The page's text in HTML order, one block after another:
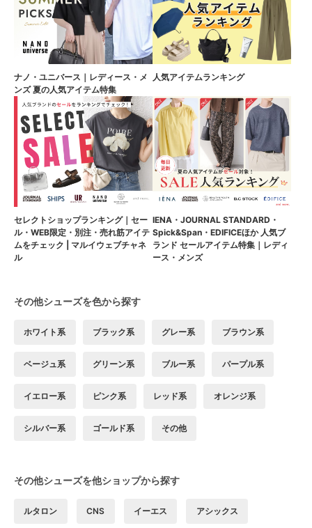
ナノ・ユニバース｜レディース・メ
ンズ 夏の人気アイテム特集
人気アイテムランキング
セレクトショップランキング｜セー
ル・WEB限定・別注・売れ筋アイテ
ムをチェック | マルイウェブチャネ
ル
IENA・JOURNAL STANDARD・
Spick&Span・EDIFICEほか 人気ブ
ランド セールアイテム特集｜レディ
ース・メンズ
その他シューズを色から探す
ホワイト系 ブラック系 グレー系 ブラウン系
ベージュ系 グリーン系 ブルー系 パープル系
イエロー系 ピンク系 レッド系 オレンジ系
シルバー系 ゴールド系 その他
その他シューズを他ショップから探す
ルタロン CNS イーエス アシックス